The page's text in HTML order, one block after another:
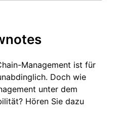
Management ist für
Doch wie
unter dem
Hören Sie dazu